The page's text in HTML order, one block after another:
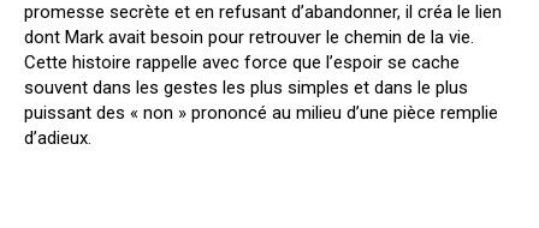
promesse secrète et en refusant d’abandonner, il créa le lien
dont Mark avait besoin pour retrouver le chemin de la vie.
Cette histoire rappelle avec force que l’espoir se cache
souvent dans les gestes les plus simples et dans le plus
puissant des « non » prononcé au milieu d’une pièce remplie
d’adieux.